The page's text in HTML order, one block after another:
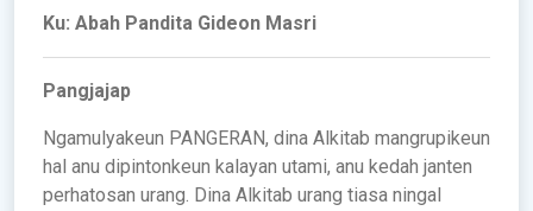
Ku: Abah Pandita Gideon Masri
Pangjajap
Ngamulyakeun PANGERAN, dina Alkitab mangrupikeun
hal anu dipintonkeun kalayan utami, anu kedah janten
perhatosan urang. Dina Alkitab urang tiasa ningal